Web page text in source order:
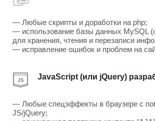
— Любые скрипты и доработки на php;
— использование базы данных MySQL
для хранения, чтения и перезаписи
— исправление ошибок и проблем на
JavaScript (или jQuery)
— Любые спецэффекты в браузере с
JS/jQuery;